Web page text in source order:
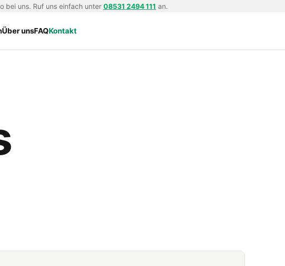
bei uns. Ruf uns einfach unter 08531 2494 111 an.
Über unsFAQKontakt